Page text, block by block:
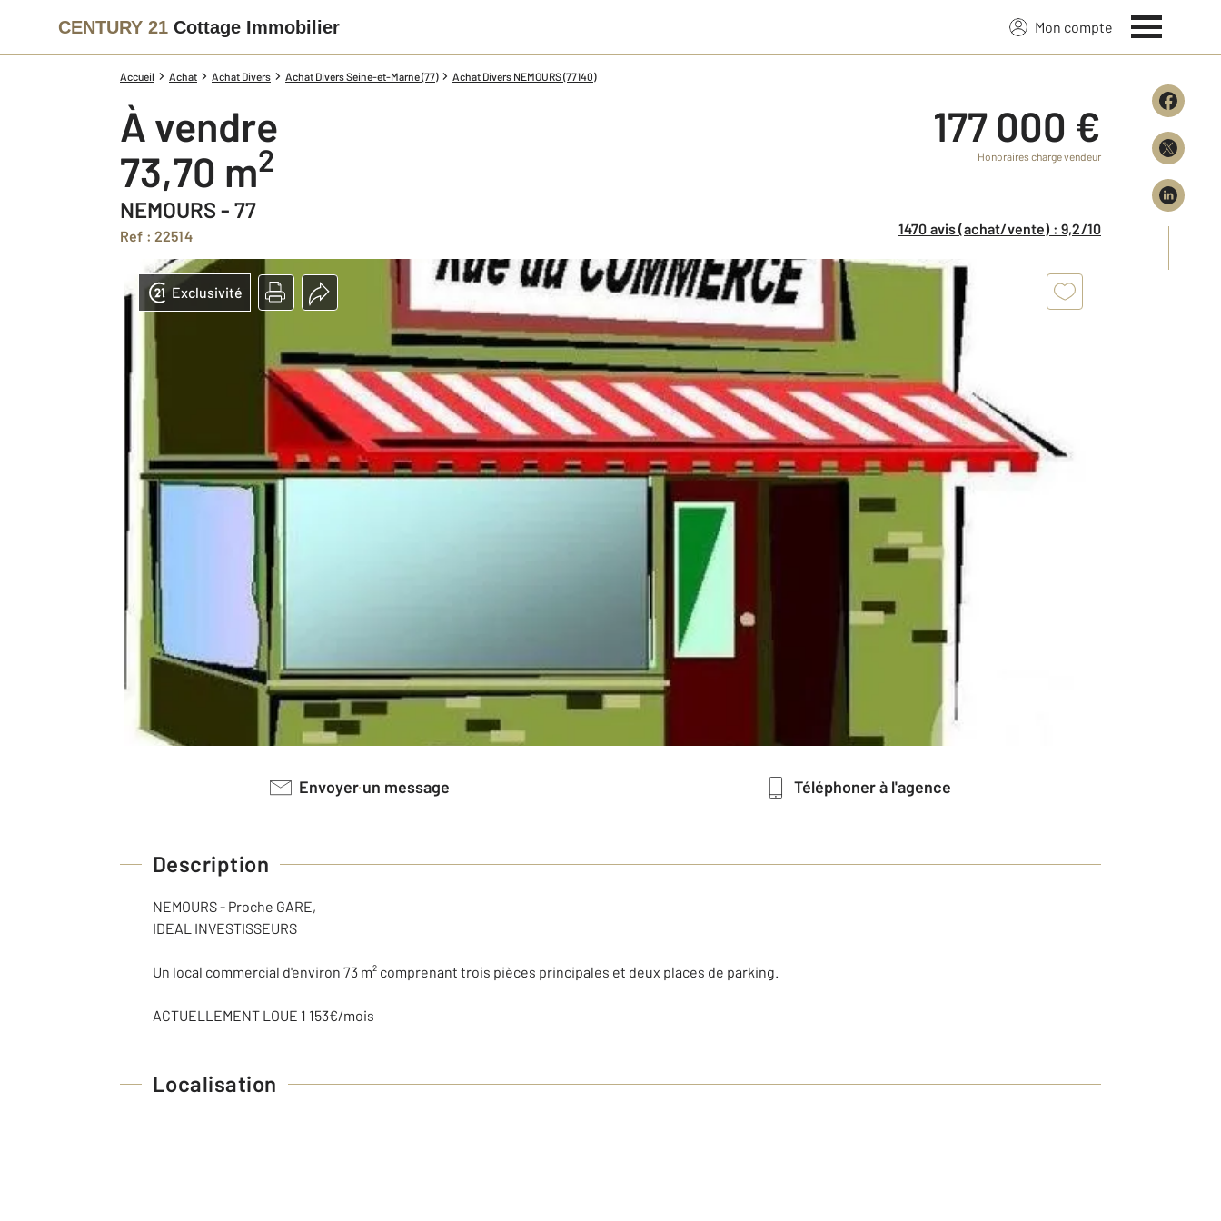
CENTURY 21 Cottage Immobilier Mon compte
Accueil Achat Achat Divers Achat Divers Seine-et-Marne (77) Achat Divers NEMOURS (77140)
à vendre
73,70 m2
NEMOURS - 77
Ref : 22514
177 000 €
Honoraires charge vendeur
1470 avis (achat/vente) : 9,2/10
Exclusivité
Envoyer un message Téléphoner à l'agence
Description
NEMOURS - Proche GARE,
IDEAL INVESTISSEURS
Un local commercial d'environ 73 m² comprenant trois pièces principales et deux places de parking.
ACTUELLEMENT LOUE 1 153€/mois
Localisation